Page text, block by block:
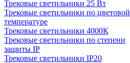
Трековые светильники 25 Вт
Трековые светильники по цветовой
температуре
Трековые светильники 4000К
Трековые светильники по степени
защиты IP
Трековые светильники IP20